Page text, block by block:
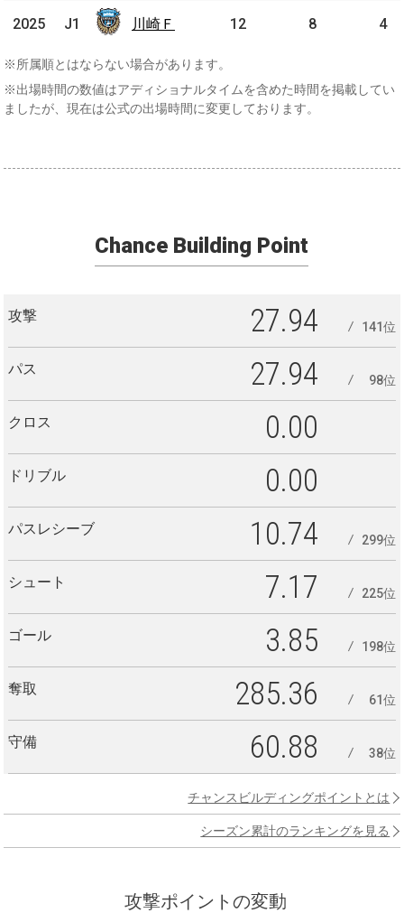
2025 J1
川崎
Ｆ
12 8 4
2025 J1 川崎Ｆ
※所属順とはならない場合があります。
※出場時間の数値はアディショナルタイムを含めた時間を掲載してい
ましたが、現在は公式の出場時間に変更しております。
Chance Building Point
攻撃 27.94 141位
パス 27.94 98位
クロス 0.00
ドリブル 0.00
パスレシーブ 10.74 299位
シュート 7.17 225位
ゴール 3.85 198位
奪取 285.36 61位
守備 60.88 38位
チャンスビルディングポイントとは
シーズン累計のランキングを見る
攻撃ポイントの変動